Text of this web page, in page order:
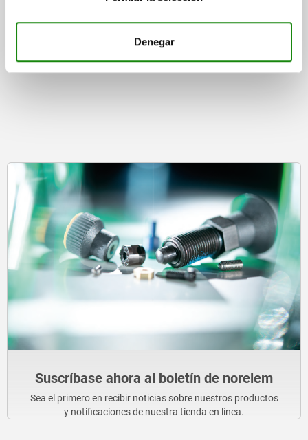
Denegar
Suscríbase ahora al boletín de norelem
Sea el primero en recibir noticias sobre nuestros productos
y notificaciones de nuestra tienda en línea.